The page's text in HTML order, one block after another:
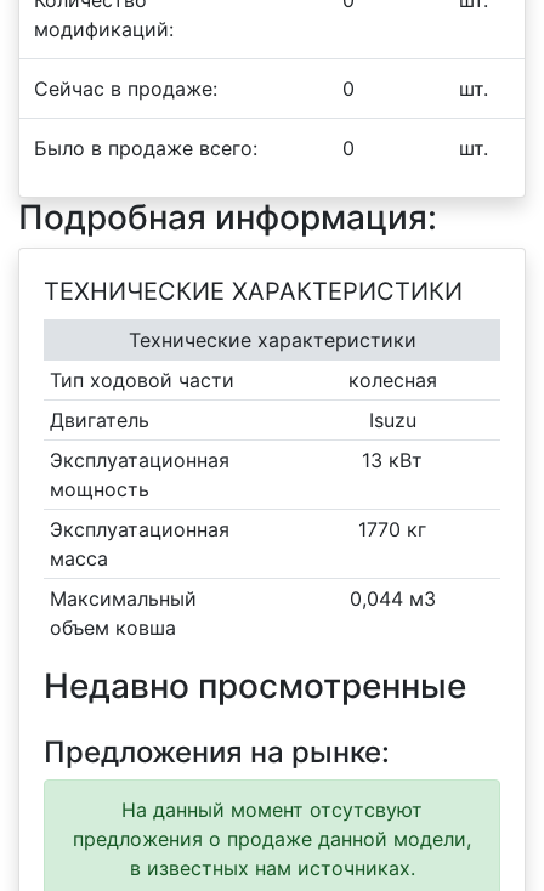
модификаций:
Сейчас в продаже: 0 шт.
Было в продаже всего: 0 шт.
Подробная информация:
ТЕХНИЧЕСКИЕ ХАРАКТЕРИСТИКИ
Технические характеристики
Тип ходовой части
колесная
Двигатель
Isuzu
Эксплуатационная
мощность
13 кВт
Эксплуатационная
масса
1770 кг
Максимальный
объем ковша
0,044 м3
Недавно просмотренные
Предложения на рынке:
На данный момент отсутсвуют
предложения о продаже данной модели,
в известных нам источниках.